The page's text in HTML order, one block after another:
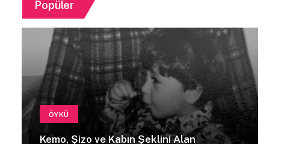
Popüler
ÖYKÜ
Kemo, Şizo ve Kabın Şeklini Alan